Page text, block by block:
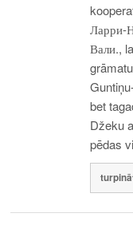
Ларри-
Вали.,
bet
Džeku
pēdas